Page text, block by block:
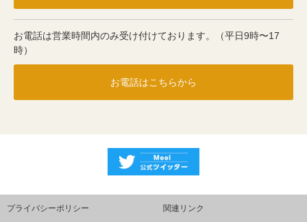
お電話は営業時間内のみ受け付けております。（平日9時〜17
時）
お電話はこちらから
プライバシーポリシー 関連リンク